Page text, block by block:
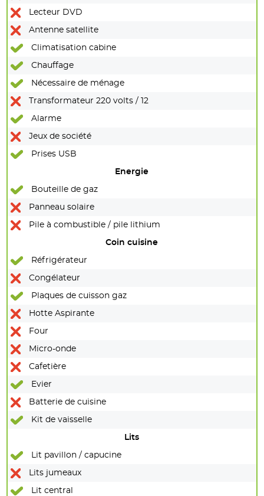
Lecteur DVD
Antenne satellite
Climatisation cabine
Chauffage
Nécessaire de ménage
Transformateur 220 volts / 12
Alarme
Jeux de société
Prises USB
Energie
Bouteille de gaz
Panneau solaire
Pile à combustible / pile lithium
Coin cuisine
Réfrigérateur
Congélateur
Plaques de cuisson gaz
Hotte Aspirante
Four
Micro-onde
Cafetière
Evier
Batterie de cuisine
Kit de vaisselle
Lits
Lit pavillon / capucine
Lits jumeaux
Lit central